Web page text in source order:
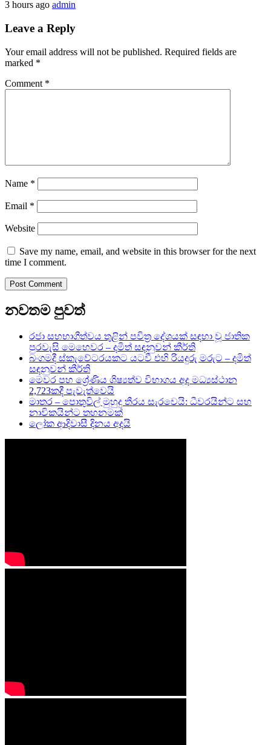
3 hours ago admin
Leave a Reply
Your email address will not be published. Required fields are
marked *
Comment *
Name *
Email *
Website
Save my name, email, and website in this browser for the next
time I comment.
නවතම පුවත්
රජා සහභාගීත්වය තුළින් පවිත්‍ර දේශයක් සඳහා වූ ජාතික
පුරවැසි මෙහෙවර – දමිත් සඳනුවන් කීර්ති
බංගමදී ස්කැවේටරයකට යටවී එහි රියදුරු මරුට – දමිත්
සඳනුවන් කීර්ති
මෙවර පහ ශ්‍රේණිය ශිෂ්‍යත්ව විභාගය අද මධ්‍යස්ථාන
2,723කදී පැවැත්වෙයි
මාතර – පොතුවිල් මුහුදු තීරය සැරවෙයි: ධීවරයින්ට සහ
නාවිකයින්ට තහනමක්
ලෝක ආදිවාසී දිනය අදයි